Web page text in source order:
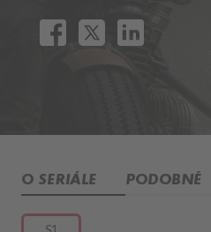
O SERIÁLE PODOBNÉ